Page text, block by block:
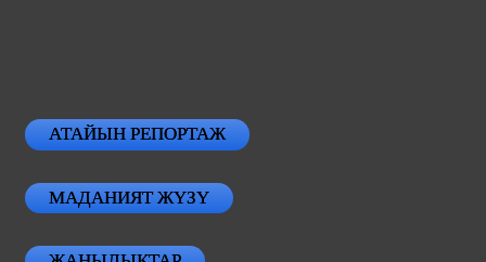
АТАЙЫН РЕПОРТАЖ
МАДАНИЯТ ЖҮЗҮ